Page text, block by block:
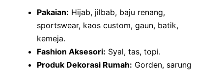
Pakaian: Hijab, jilbab, baju renang,
sportswear, kaos custom, gaun, batik,
kemeja.
Fashion Aksesori: Syal, tas, topi.
Produk Dekorasi Rumah: Gorden, sarung